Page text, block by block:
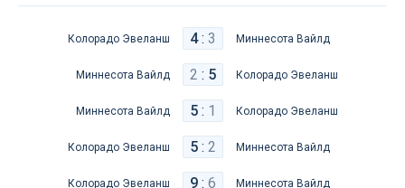
Колорадо Эвеланш 4: 3 Миннесота Вайлд
Миннесота Вайлд 2 : 5 Колорадо Эвеланш
Миннесота Вайлд 5: 1 Колорадо Эвеланш
Колорадо Эвеланш 5: 2 Миннесота Вайлд
Колорадо Эвеланш 9: 6 Миннесота Вайлд